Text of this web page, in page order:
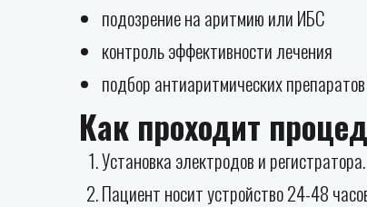
подозрение на аритмию или ИБС
контроль эффективности лечения
подбор антиаритмических препаратов
Как проходит
Установка электродов и регистратора.
Пациент носит устройство 24-48